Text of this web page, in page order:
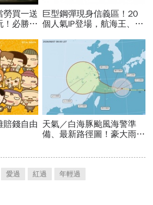
愛過 紅過 年輕過